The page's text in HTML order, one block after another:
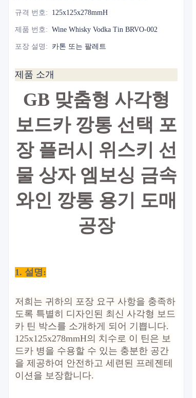
규격 번호: 125x125x278mmH
제품 번호: Wine Whisky Vodka Tin BRVO-002
포장 설명 : 카톤 또는 팔레트
제품 소개
GB 맞춤형 사각형
보드카 깡통 선택 포
장 플러시 위스키 선
물 상자 엠보싱 금속
와인 깡통 용기 도매
공장
1. 설명:
저희는 귀하의 포장 요구 사항을 충족하
도록 특별히 디자인된 최신 사각형 보드
카 틴 박스를 소개하게 되어 기쁩니다.
125x125x278mmH의 치수로 이 틴은 보
드카 병을 수용할 수 있는 충분한 공간
을 제공하여 안전하고 세련된 프레젠테
이션을 보장합니다.